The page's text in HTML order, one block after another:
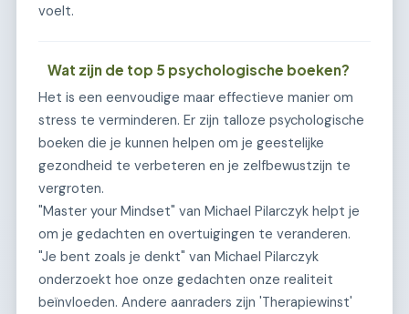
voelt.
Wat zijn de top 5 psychologische boeken?
Het is een eenvoudige maar effectieve manier om
stress te verminderen. Er zijn talloze psychologische
boeken die je kunnen helpen om je geestelijke
gezondheid te verbeteren en je zelfbewustzijn te
vergroten.
"Master your Mindset" van Michael Pilarczyk helpt je
om je gedachten en overtuigingen te veranderen.
"Je bent zoals je denkt" van Michael Pilarczyk
onderzoekt hoe onze gedachten onze realiteit
beïnvloeden. Andere aanraders zijn 'Therapiewinst'